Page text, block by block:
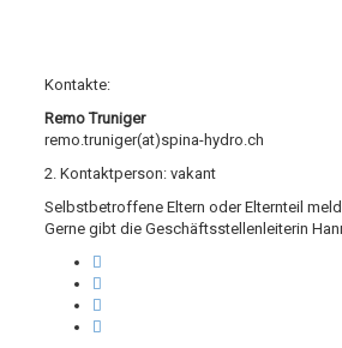
Kontakte:
Remo Truniger
remo.truniger(at)spina-hydro.ch
2. Kontaktperson: vakant
Selbstbetroffene Eltern oder Elternteil
Gerne gibt die Geschäftsstellenleiterin